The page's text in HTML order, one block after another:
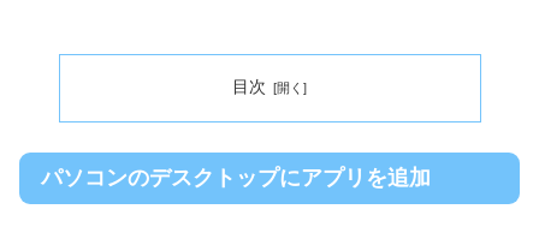
目次
パソコンのデスクトップにアプリを追加